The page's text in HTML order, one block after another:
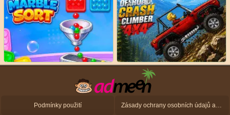
Podmínky použití Zásady ochrany osobních údajů a zásady použití souborů cookie